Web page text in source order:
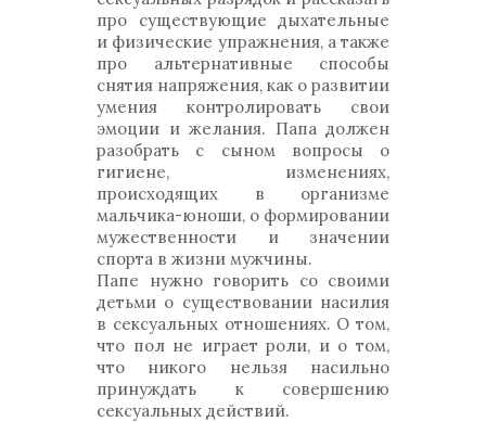
про существующие дыхательные
и физические упражнения, а также
про альтернативные способы
снятия напряжения, как о развитии
умения контролировать свои
эмоции и желания. Папа должен
разобрать с сыном вопросы о
гигиене, изменениях,
происходящих в организме
мальчика-юноши, о формировании
мужественности и значении
спорта в жизни мужчины.
Папе нужно говорить со своими
детьми о существовании насилия
в сексуальных отношениях. О том,
что пол не играет роли, и о том,
что никого нельзя насильно
принуждать к совершению
сексуальных действий.